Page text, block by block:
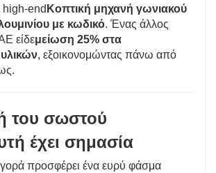
high-end Κοπτική μηχανή γωνιακού
με κωδικό. Ένας άλλος
είδεμείωση 25% στα
, εξοικονομώντας πάνω από
του σωστού
έχει σημασία
προσφέρει ένα ευρύ φάσμα